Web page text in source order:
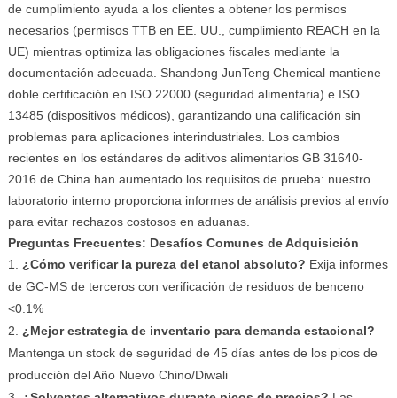
de cumplimiento ayuda a los clientes a obtener los permisos
necesarios (permisos TTB en EE. UU., cumplimiento REACH en la
UE) mientras optimiza las obligaciones fiscales mediante la
documentación adecuada. Shandong JunTeng Chemical mantiene
doble certificación en ISO 22000 (seguridad alimentaria) e ISO
13485 (dispositivos médicos), garantizando una calificación sin
problemas para aplicaciones interindustriales. Los cambios
recientes en los estándares de aditivos alimentarios GB 31640-
2016 de China han aumentado los requisitos de prueba: nuestro
laboratorio interno proporciona informes de análisis previos al envío
para evitar rechazos costosos en aduanas.
Preguntas Frecuentes: Desafíos Comunes de Adquisición
¿Cómo verificar la pureza del etanol absoluto? Exija informes
de GC-MS de terceros con verificación de residuos de benceno
<0.1%
¿Mejor estrategia de inventario para demanda estacional?
Mantenga un stock de seguridad de 45 días antes de los picos de
producción del Año Nuevo Chino/Diwali